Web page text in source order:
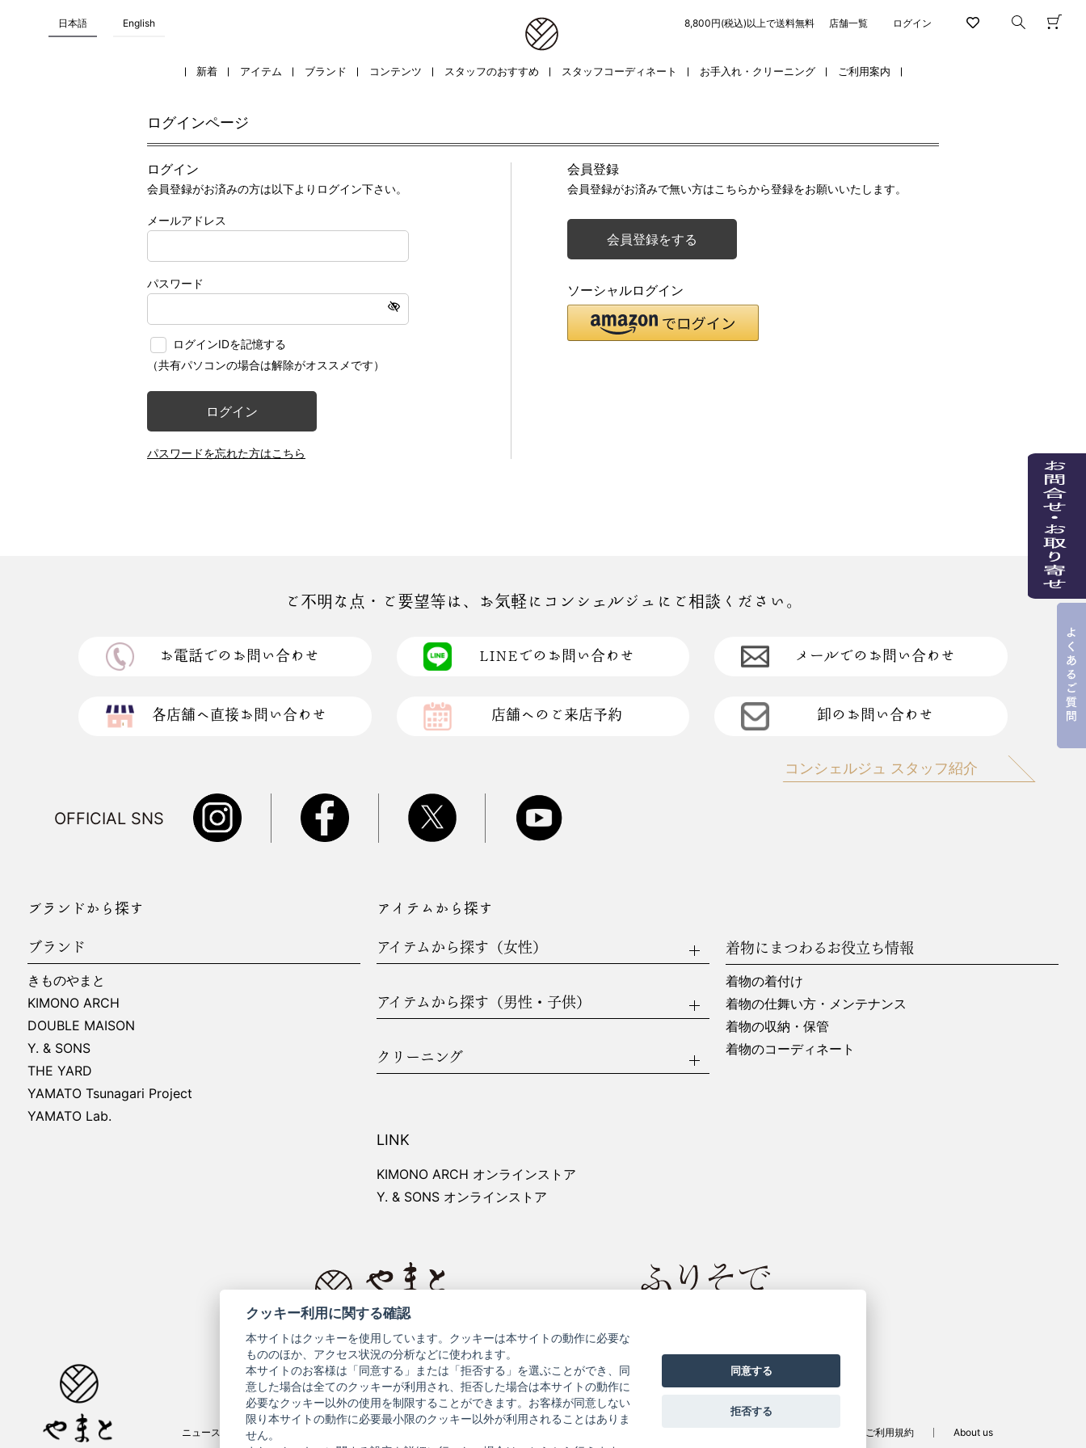
日本語 English ログイン
8,800円(税込)以上で送料無料 店舗一覧
新着 アイテム ブランド コンテンツ スタッフのおすすめ スタッフコーディネート お手入れ・クリーニング ご利用案内
ログインページ
ログイン
会員登録がお済みの方は以下よりログイン下さい。
メールアドレス
パスワード
ログインIDを記憶する
（共有パソコンの場合は解除がオススメです）
ログイン
パスワードを忘れた方はこちら
会員登録
会員登録がお済みで無い方はこちらから登録をお願いいたします。
会員登録をする
ソーシャルログイン
ご不明な点・ご要望等は、お気軽にコンシェルジュにご相談ください。
お電話でのお問い合わせ LINEでのお問い合わせ メールでのお問い合わせ
各店舗へ直接お問い合わせ 店舗へのご来店予約 卸のお問い合わせ
コンシェルジュ スタッフ紹介
OFFICIAL SNS
ブランドから探す
ブランド
きものやまと
KIMONO ARCH
DOUBLE MAISON
Y. & SONS
THE YARD
YAMATO Tsunagari Project
YAMATO Lab.
アイテムから探す
アイテムから探す（女性）
アイテムから探す（男性・子供）
クリーニング
着物にまつわるお役立ち情報
着物の着付け
着物の仕舞い方・メンテナンス
着物の収納・保管
着物のコーディネート
LINK
KIMONO ARCH オンラインストア
Y. & SONS オンラインストア
コーポレートサイト きものやまと振袖サイト
ニュースレター ご利用規約 About us
クッキー利用に関する確認
本サイトはクッキーを使用しています。クッキーは本サイトの動作に必要な
もののほか、アクセス状況の分析などに使われます。
本サイトのお客様は「同意する」または「拒否する」を選ぶことができ、同
意した場合は全てのクッキーが利用され、拒否した場合は本サイトの動作に
必要なクッキー以外の使用を制限することができます。お客様が同意しない
限り本サイトの動作に必要最小限のクッキー以外が利用されることはありま
せん。
同意する
拒否する